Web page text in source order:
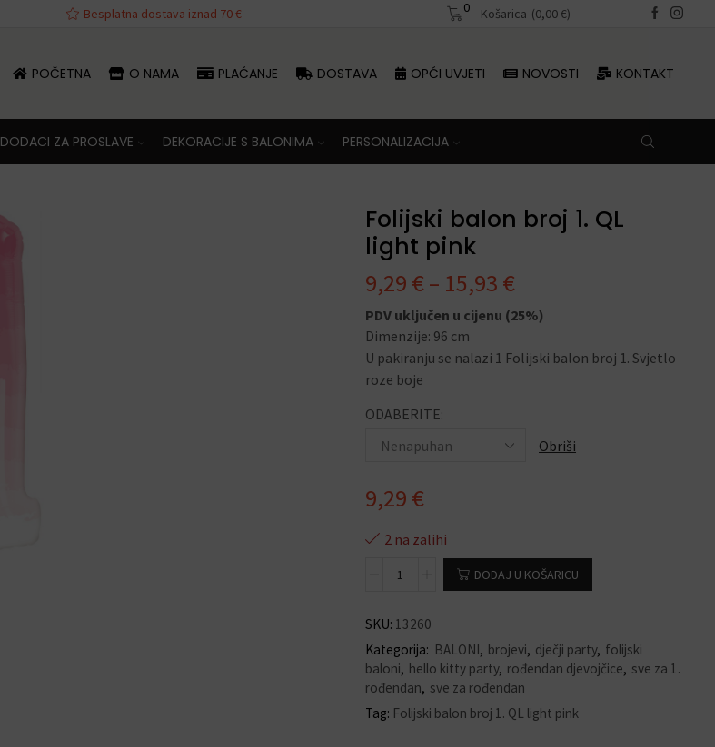
Besplatna dostava iznad 70 € Besplatna dostava iznad 70 € Besplatna
0 Košarica (0,00€)
POČETNA O NAMA PLAĆANJE DOSTAVA OPĆI UVJETI NOVOSTI KONTAKT
DODACI ZA PROSLAVE DEKORACIJE S BALONIMA PERSONALIZACIJA
Folijski balon broj 1. QL
light pink
9,29 €– 15,93 €
PDV uključen u cijenu (25%)
Dimenzije: 96 cm
U pakiranju se nalazi 1 Folijski balon broj 1. Svjetlo
roze boje
ODABERITE:
Obriši
9,29 €
2 na zalihi
DODAJ U KOŠARICU
SKU: 13260
Kategorija: BALONI, brojevi, dječji party, folijski
baloni, hello kitty party, rođendan djevojčice, sve za 1.
rođendan, sve za rođendan
Tag: Folijski balon broj 1. QL light pink